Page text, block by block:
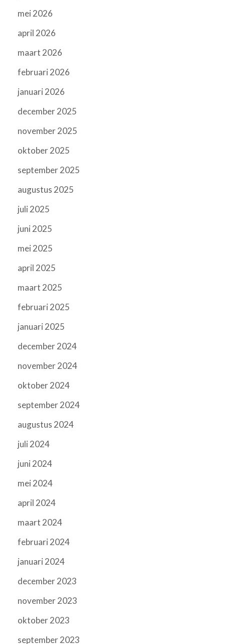
mei 2026
april 2026
maart 2026
februari 2026
januari 2026
december 2025
november 2025
oktober 2025
september 2025
augustus 2025
juli 2025
juni 2025
mei 2025
april 2025
maart 2025
februari 2025
januari 2025
december 2024
november 2024
oktober 2024
september 2024
augustus 2024
juli 2024
juni 2024
mei 2024
april 2024
maart 2024
februari 2024
januari 2024
december 2023
november 2023
oktober 2023
september 2023